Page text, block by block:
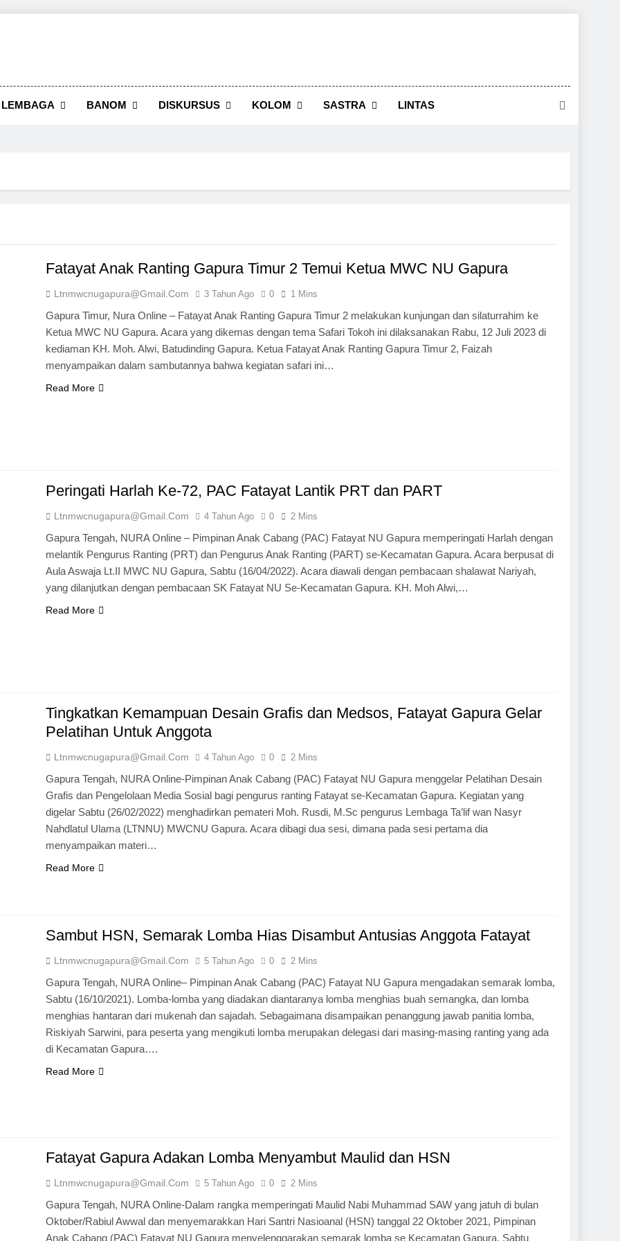
LEMBAGA BANOM DISKURSUS KOLOM SASTRA LINTAS
Fatayat Anak Ranting Gapura Timur 2 Temui Ketua MWC NU Gapura
Ltnmwcnugapura@gmail.com 3 Tahun Ago 0 1 Mins
Gapura Timur, Nura Online – Fatayat Anak Ranting Gapura Timur 2 melakukan kunjungan dan silaturrahim ke
Ketua MWC NU Gapura. Acara yang dikemas dengan tema Safari Tokoh ini dilaksanakan Rabu, 12 Juli 2023 di
kediaman KH. Moh. Alwi, Batudinding Gapura. Ketua Fatayat Anak Ranting Gapura Timur 2, Faizah
menyampaikan dalam sambutannya bahwa kegiatan safari ini…
Read More
Peringati Harlah Ke-72, PAC Fatayat Lantik PRT dan PART
Ltnmwcnugapura@gmail.com 4 Tahun Ago 0 2 Mins
Gapura Tengah, NURA Online – Pimpinan Anak Cabang (PAC) Fatayat NU Gapura memperingati Harlah dengan
melantik Pengurus Ranting (PRT) dan Pengurus Anak Ranting (PART) se-Kecamatan Gapura. Acara berpusat di
Aula Aswaja Lt.II MWC NU Gapura, Sabtu (16/04/2022). Acara diawali dengan pembacaan shalawat Nariyah,
yang dilanjutkan dengan pembacaan SK Fatayat NU Se-Kecamatan Gapura. KH. Moh Alwi,…
Read More
Tingkatkan Kemampuan Desain Grafis dan Medsos, Fatayat Gapura Gelar
Pelatihan Untuk Anggota
Ltnmwcnugapura@gmail.com 4 Tahun Ago 0 2 Mins
Gapura Tengah, NURA Online-Pimpinan Anak Cabang (PAC) Fatayat NU Gapura menggelar Pelatihan Desain
Grafis dan Pengelolaan Media Sosial bagi pengurus ranting Fatayat se-Kecamatan Gapura. Kegiatan yang
digelar Sabtu (26/02/2022) menghadirkan pemateri Moh. Rusdi, M.Sc pengurus Lembaga Ta’lif wan Nasyr
Nahdlatul Ulama (LTNNU) MWCNU Gapura. Acara dibagi dua sesi, dimana pada sesi pertama dia
menyampaikan materi…
Read More
Sambut HSN, Semarak Lomba Hias Disambut Antusias Anggota Fatayat
Ltnmwcnugapura@gmail.com 5 Tahun Ago 0 2 Mins
Gapura Tengah, NURA Online– Pimpinan Anak Cabang (PAC) Fatayat NU Gapura mengadakan semarak lomba,
Sabtu (16/10/2021). Lomba-lomba yang diadakan diantaranya lomba menghias buah semangka, dan lomba
menghias hantaran dari mukenah dan sajadah. Sebagaimana disampaikan penanggung jawab panitia lomba,
Riskiyah Sarwini, para peserta yang mengikuti lomba merupakan delegasi dari masing-masing ranting yang ada
di Kecamatan Gapura….
Read More
Fatayat Gapura Adakan Lomba Menyambut Maulid dan HSN
Ltnmwcnugapura@gmail.com 5 Tahun Ago 0 2 Mins
Gapura Tengah, NURA Online-Dalam rangka memperingati Maulid Nabi Muhammad SAW yang jatuh di bulan
Oktober/Rabiul Awwal dan menyemarakkan Hari Santri Nasioanal (HSN) tanggal 22 Oktober 2021, Pimpinan
Anak Cabang (PAC) Fatayat NU Gapura menyelenggarakan semarak lomba se Kecamatan Gapura, Sabtu